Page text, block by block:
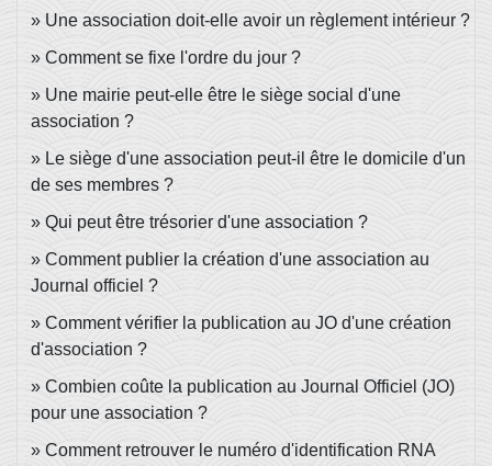
Une association doit-elle avoir un règlement intérieur ?
Comment se fixe l'ordre du jour ?
Une mairie peut-elle être le siège social d'une
association ?
Le siège d'une association peut-il être le domicile d'un
de ses membres ?
Qui peut être trésorier d'une association ?
Comment publier la création d'une association au
Journal officiel ?
Comment vérifier la publication au JO d'une création
d'association ?
Combien coûte la publication au Journal Officiel (JO)
pour une association ?
Comment retrouver le numéro d'identification RNA